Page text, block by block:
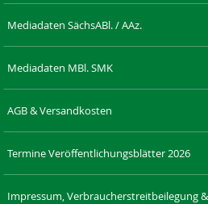
Mediadaten SächsABl. / AAz.
Mediadaten MBl. SMK
AGB & Versandkosten
Termine Veröffentlichungsblätter 2026
Impressum, Verbraucherstreitbeilegung